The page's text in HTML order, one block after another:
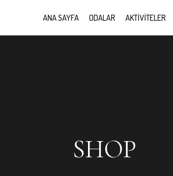
ANA SAYFA ODALAR AKTIVITELER
SHOP